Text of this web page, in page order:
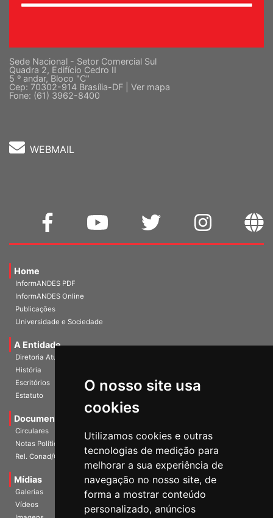
O nosso site usa
cookies
Utilizamos cookies e outras
tecnologias de medição para
melhorar a sua experiência de
navegação no nosso site, de
forma a mostrar conteúdo
personalizado, anúncios
Sede Nacional - Setor Comercial Sul
Quadra 2, Edifício Cedro II
5 º andar, Bloco "C"
Cep: 70302-914 Brasília-DF | Ver mapa
Fone: (61) 3962-8400
WEBMAIL
Home
InformANDES PDF
InformANDES Online
Publicações
Universidade e Sociedade
A Entidade
Diretoria Atual
História
Escritórios
Estatuto
Documentos
Circulares
Notas Políticas
Rel. Conad/Congresso
Mídias
Galerias
Vídeos